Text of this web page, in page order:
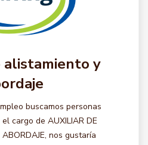
alistamiento y
buscamos personas
cargo de AUXILIAR DE
nos gustaría